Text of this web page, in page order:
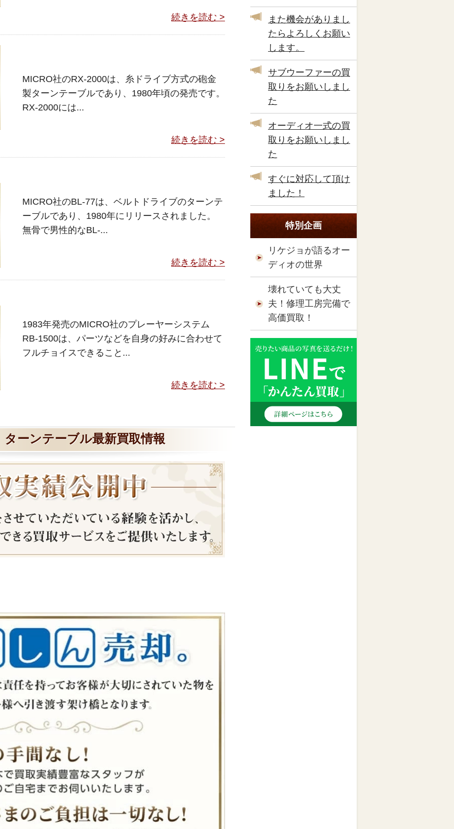
続きを読む >
MICRO社のRX-2000は、糸ドライブ方式の砲金
製ターンテーブルであり、1980年頃の発売です。
RX-2000には...
続きを読む >
MICRO社のBL-77は、ベルトドライブのターンテ
ーブルであり、1980年にリリースされました。
無骨で男性的なBL-...
続きを読む >
1983年発売のMICRO社のプレーヤーシステム
RB-1500は、パーツなどを自身の好みに合わせて
フルチョイスできること...
続きを読む >
ーンテーブル最新買取情報
また機会がありまし
たらよろしくお願い
します。
サブウーファーの買
取りをお願いしまし
た
オーディオ一式の買
取りをお願いしまし
た
すぐに対応して頂け
ました！
特別企画
リケジョが語るオー
ディオの世界
壊れていても大丈
夫！修理工房完備で
高価買取！